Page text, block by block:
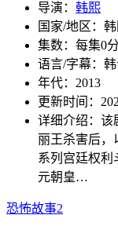
导演： 韩熙
国家/地区： 韩
集数： 每集0
语言/字幕：
年代： 2013
更新时间：
详细介绍： 该
丽王杀害后，
系列宫廷权利
元朝皇…
恐怖故事2